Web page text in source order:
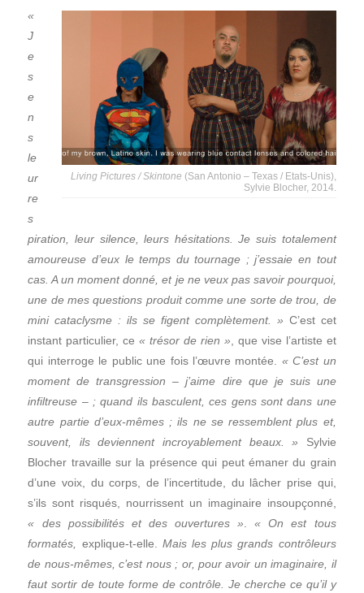
Living Pictures / Skintone (San Antonio – Texas / Etats-Unis),
Sylvie Blocher, 2014.
«
J
e
s
e
n
s
le
ur
re
s
piration, leur silence, leurs hésitations. Je suis totalement
amoureuse d’eux le temps du tournage ; j’essaie en tout
cas. A un moment donné, et je ne veux pas savoir pourquoi,
une de mes questions produit comme une sorte de trou, de
mini cataclysme : ils se figent complètement. » C’est cet
instant particulier, ce« trésor de rien », que vise l’artiste et
qui interroge le public une fois l’œuvre montée. « C’est un
moment de transgression – j’aime dire que je suis une
infiltreuse – ; quand ils basculent, ces gens sont dans une
autre partie d’eux-mêmes ; ils ne se ressemblent plus et,
souvent, ils deviennent incroyablement beaux. » Sylvie
Blocher travaille sur la présence qui peut émaner du grain
d’une voix, du corps, de l’incertitude, du lâcher prise qui,
s’ils sont risqués, nourrissent un imaginaire insoupçonné,
« des possibilités et des ouvertures ».« On est tous
formatés, explique-t-elle. Mais les plus grands contrôleurs
de nous-mêmes, c’est nous ; or, pour avoir un imaginaire, il
faut sortir de toute forme de contrôle. Je cherche ce qu’il y